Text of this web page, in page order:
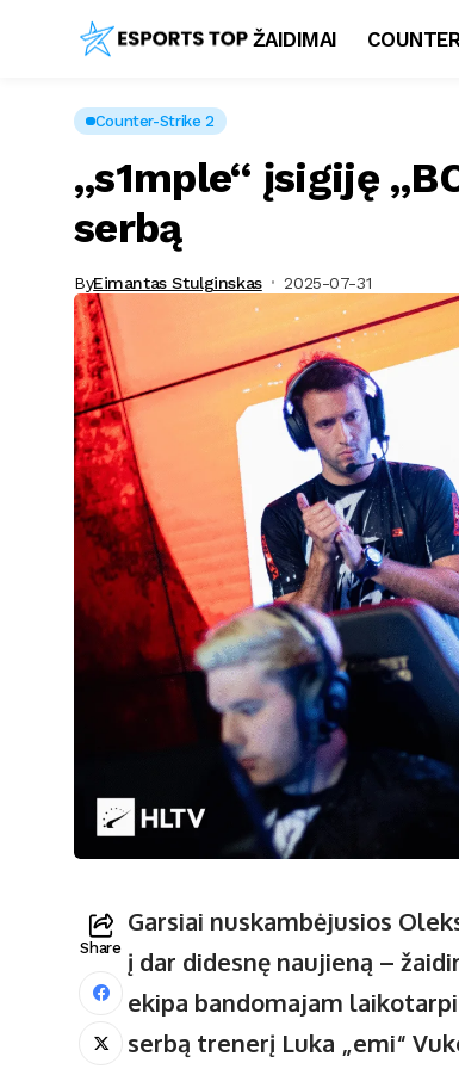
ŽAIDIMAI
Counter-Strike 2
„s1mple“ įsigiję
serbą
ByEimantas Stulginskas 2025-07-31
Share
Garsiai nuskambėjusios
į dar didesnę naujieną –
ekipa bandomajam
serbą trenerį Luka „emi“